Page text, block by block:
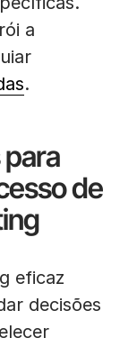
a
.
de
eficaz
decisões